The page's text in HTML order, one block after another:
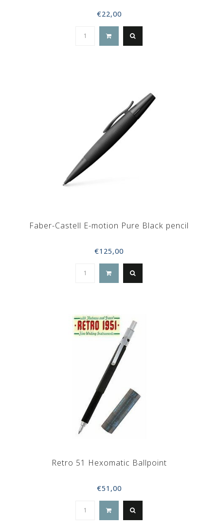
€22,00
Faber-Castell E-motion Pure Black pencil
€125,00
Retro 51 Hexomatic Ballpoint
€51,00